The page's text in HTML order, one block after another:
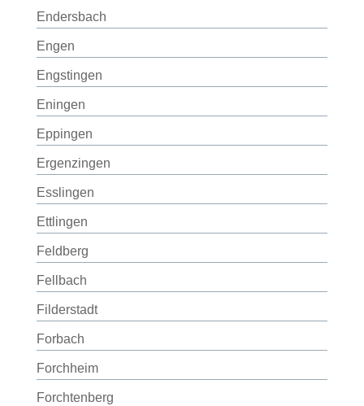
Endersbach
Engen
Engstingen
Eningen
Eppingen
Ergenzingen
Esslingen
Ettlingen
Feldberg
Fellbach
Filderstadt
Forbach
Forchheim
Forchtenberg